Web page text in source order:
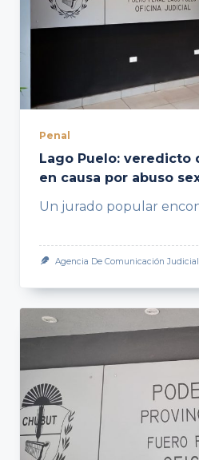
Penal
Lago Puelo: veredicto
en causa por abuso
Un jurado popular
Agencia De Comunicación Judicial